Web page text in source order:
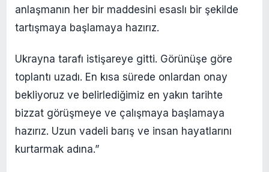
anlaşmanın her bir maddesini esaslı bir şekilde
tartışmaya başlamaya hazırız.
Ukrayna tarafı istişareye gitti. Görünüşe göre
toplantı uzadı. En kısa sürede onlardan onay
bekliyoruz ve belirlediğimiz en yakın tarihte
bizzat görüşmeye ve çalışmaya başlamaya
hazırız. Uzun vadeli barış ve insan hayatlarını
kurtarmak adına.”